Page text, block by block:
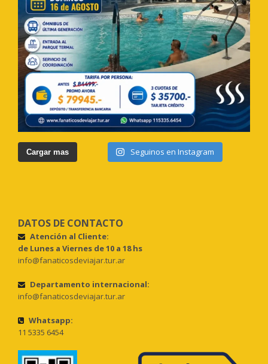
Cargar mas Seguinos en Instagram
DATOS DE CONTACTO
Atención al Cliente:
de Lunes a Viernes de 10 a 18 hs
info@fanaticosdeviajar.tur.ar
Departamento internacional:
info@fanaticosdeviajar.tur.ar
Whatsapp:
11 5335 6454